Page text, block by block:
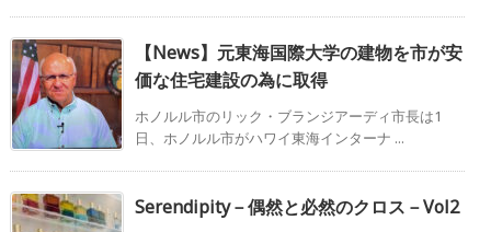
【News】元東海国際大学の建物を市が安
価な住宅建設の為に取得
ホノルル市のリック・ブランジアーディ市長は1
日、ホノルル市がハワイ東海インターナ ...
Serendipity－偶然と必然のクロス－Vol2